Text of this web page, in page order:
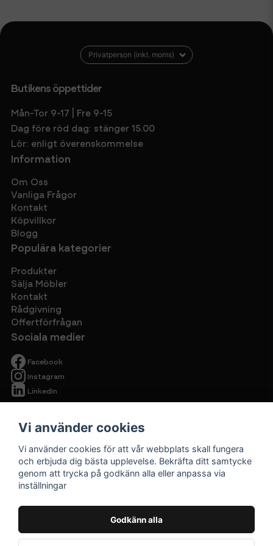
Butikens öppettider
Mån-Tor 9-17 | Fre 9-15
Dag före röd dag: stänger 15.00
Lör: enligt överenskommelse
Information
Om Oss
Vanliga Frågor
Kontakt
Köpvillkor
Blogg
Populära kategorier
Produkter
Sälja Möbler
Kontakt
Rådgivning
Offertförfrågan
Sociala medier
Facebook
Instagram
LinkedIn
Begagnade
Cirkulärt ska
vara prisvärt.
Vi använder cookies
Vi använder cookies för att vår webbplats skall fungera
och erbjuda dig bästa upplevelse. Bekräfta ditt samtycke
genom att trycka på godkänn alla eller anpassa via
inställningar
Godkänn alla